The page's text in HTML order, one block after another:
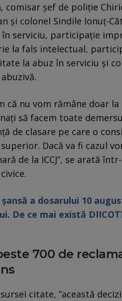
comisar şef de poliţie
şi colonel Sindile Ionuţ-
în serviciu, participaţie
la fals intelectual,
la abuz în serviciu şi
că nu vom rămâne doar
să facem toate
de clasare pe care o
Dacă va fi cazul
de la ICCJ”, se arată
șansă a dosarului 10
De ce mai există
700 de
citate, ”această